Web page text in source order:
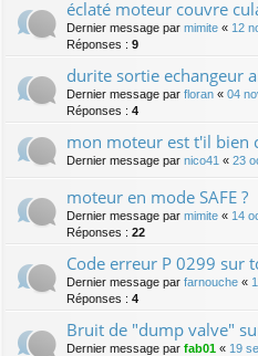
éclaté moteur couvre
Dernier message par mimite « 12
Réponses : 9
durite sortie echangeur
Dernier message par floran « 04
Réponses : 4
mon moteur est t'il bien
Dernier message par nico41 « 23
moteur en mode SAFE ?
Dernier message par mimite « 14
Réponses : 22
Code erreur P 0299 sur
Dernier message par farnouche «
Réponses : 4
Bruit de "dump valve"
Dernier message par fab01 « 19